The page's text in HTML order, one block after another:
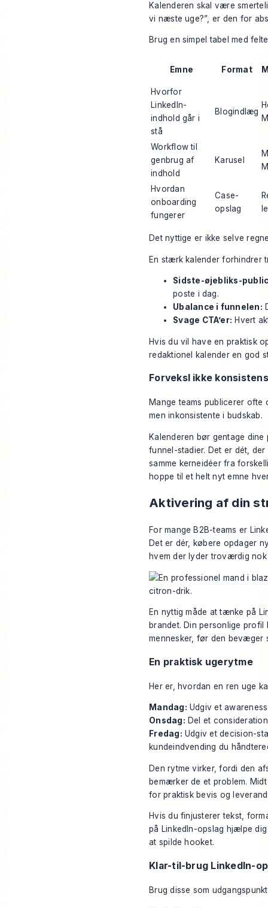
Kalenderen skal være
vi næste uge?”, er den for
Brug en simpel tabel med
Emne Format
Hvorfor
LinkedIn-
indhold går i
stå
Blogindlæg
Workflow til
genbrug af
indhold
Karusel
Hvordan
onboarding
fungerer
Case-
opslag
Det nyttige er ikke selve
En stærk kalender forhindrer
Sidste-øjebliks-
poste i dag.
Ubalance i funnelen:
Svage CTA’er: Hvert
Hvis du vil have en praktisk
redaktionel kalenderen god
Forveksl ikke
Mange teams publicerer
men inkonsistente i budskab.
Kalenderen bør gentage
funnel-stadier. Det er dét,
samme kerneidéer fra
hoppe til et helt nyt emne
Aktivering af din
For mange B2B-teams er
Det er dér, købere opdager
hvem der lyder troværdig
En nyttig måde at tænke på
brandet. Din personlige
mennesker, før den bevæger
En praktisk ugerytme
Her er, hvordan en ren uge
Mandag: Udgiv et
Onsdag: Del et
Fredag: Udgiv et decision-
kundeindvending du
Den rytme virker, fordi den
bemærker de et problem.
for praktisk bevis og
Hvis du finjusterer tekst,
på LinkedIn-opslag hjælpe
at spilde hooket.
Klar-til-brug LinkedIn-
Brug disse som